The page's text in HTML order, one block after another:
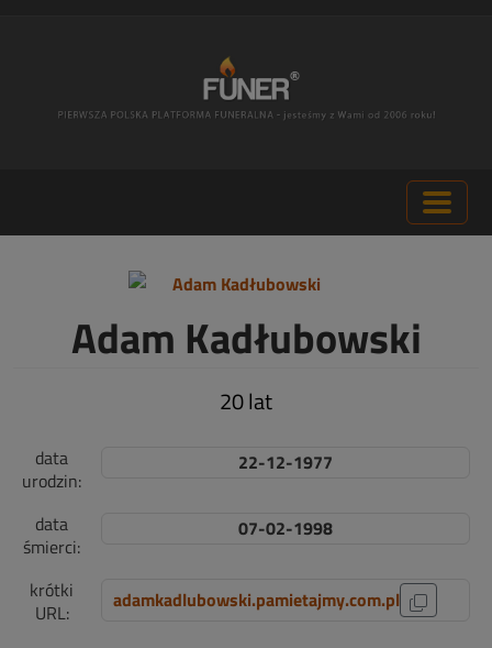
Adam Kadłubowski
20 lat
data
urodzin:
22-12-1977
data
śmierci:
07-02-1998
krótki
URL:
adamkadlubowski.pamietajmy.com.pl